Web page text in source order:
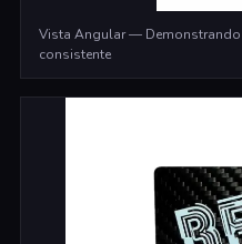
Vista Angular —
consistente